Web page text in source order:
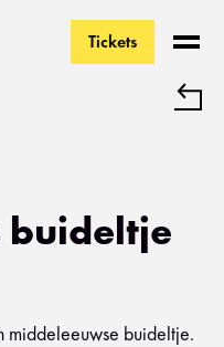
Tickets
buideltje.